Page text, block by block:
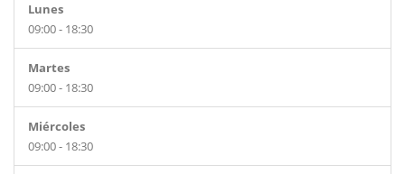
Lunes
09:00 - 18:30
Martes
09:00 - 18:30
Miércoles
09:00 - 18:30